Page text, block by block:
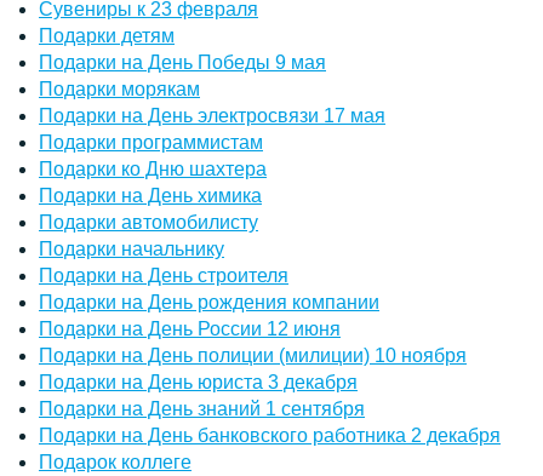
Сувениры к 23 февраля
Подарки детям
Подарки на День Победы 9 мая
Подарки морякам
Подарки на День электросвязи 17 мая
Подарки программистам
Подарки ко Дню шахтера
Подарки на День химика
Подарки автомобилисту
Подарки начальнику
Подарки на День строителя
Подарки на День рождения компании
Подарки на День России 12 июня
Подарки на День полиции (милиции) 10 ноября
Подарки на День юриста 3 декабря
Подарки на День знаний 1 сентября
Подарки на День банковского работника 2 декабря
Подарок коллеге